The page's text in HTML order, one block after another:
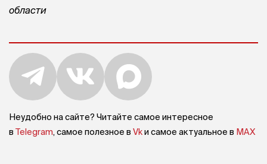
области
Неудобно на сайте? Читайте самое интересное
в Telegram, самое полезное в Vkи самое актуальное в MAX